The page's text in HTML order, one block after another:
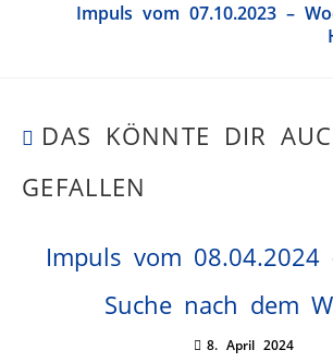
Impuls vom 07.10.2023 –
DAS KÖNNTE DIR
GEFALLEN
Impuls vom
Suche nach dem
8. April 2024